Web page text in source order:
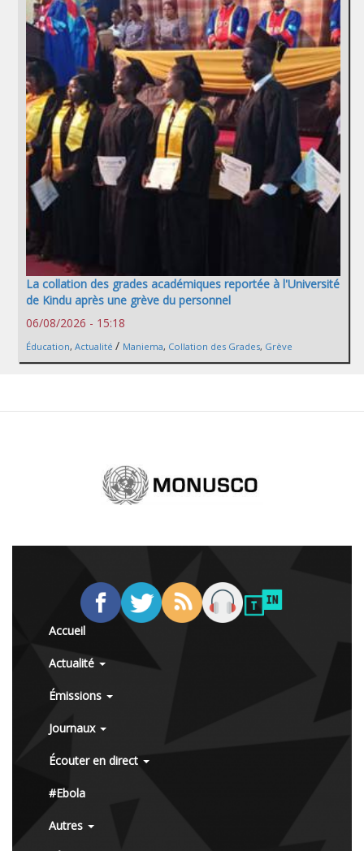
La collation des grades académiques reportée à l'Université
de Kindu après une grève du personnel
06/08/2026 - 15:18
Éducation, Actualité / Maniema, Collation des Grades, Grève
Accueil
Actualité
Émissions
Journaux
Écouter en direct
#Ebola
Autres